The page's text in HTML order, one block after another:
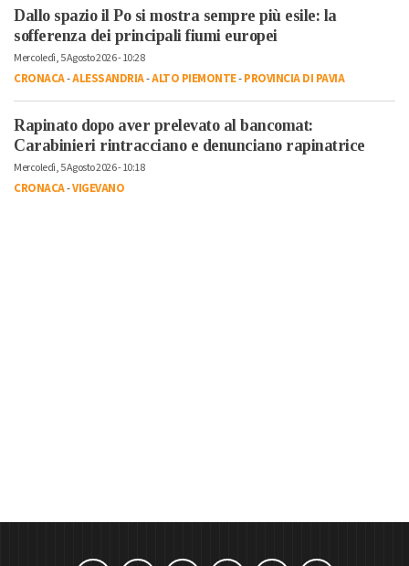
Dallo spazio il Po si mostra sempre più esile: la
sofferenza dei principali fiumi europei
Mercoledì, 5 Agosto 2026 - 10:28
CRONACA-ALESSANDRIA-ALTO PIEMONTE-PROVINCIA DI PAVIA
Rapinato dopo aver prelevato al bancomat:
Carabinieri rintracciano e denunciano rapinatrice
Mercoledì, 5 Agosto 2026 - 10:18
CRONACA-VIGEVANO